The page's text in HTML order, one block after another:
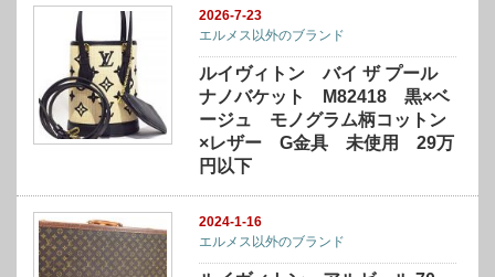
2026-7-23
エルメス以外のブランド
ルイヴィトン バイ ザ プール
ナノバケット M82418 黒×ベ
ージュ モノグラム柄コットン
×レザー G金具 未使用 29万
円以下
2024-1-16
エルメス以外のブランド